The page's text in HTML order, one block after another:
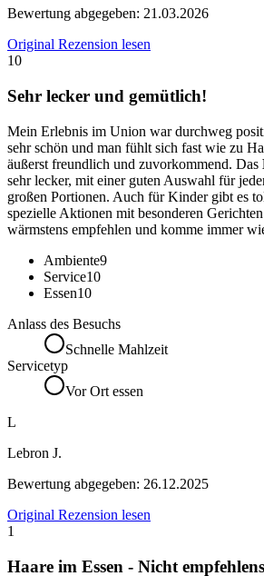
Bewertung abgegeben: 21.03.2026
Original Rezension lesen
10
Sehr lecker und gemütlich!
Mein Erlebnis im Union war durchweg
sehr schön und man fühlt sich fast wie zu
äußerst freundlich und zuvorkommend. Das
sehr lecker, mit einer guten Auswahl für
großen Portionen. Auch für Kinder gibt es
spezielle Aktionen mit besonderen
wärmstens empfehlen und komme immer
Ambiente9
Service10
Essen10
Anlass des Besuchs
Schnelle Mahlzeit
Servicetyp
Vor Ort essen
L
Lebron J.
Bewertung abgegeben: 26.12.2025
Original Rezension lesen
1
Haare im Essen - Nicht